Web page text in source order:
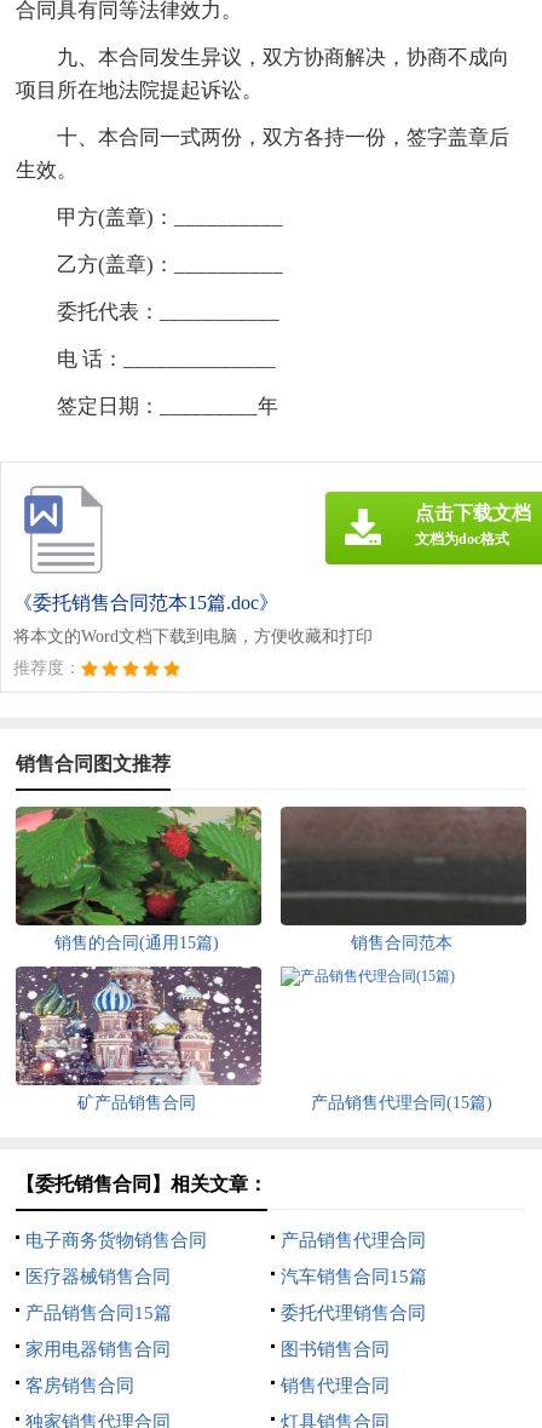
合同具有同等法律效力。
九、本合同发生异议，双方协商解决，协商不成向
项目所在地法院提起诉讼。
十、本合同一式两份，双方各持一份，签字盖章后
生效。
甲方(盖章)：__________
乙方(盖章)：__________
委托代表：___________
电 话：______________
签定日期：_________年
《委托销售合同范本15篇.doc》
将本文的Word文档下载到电脑，方便收藏和打印
推荐度：
点击下载文档
文档为doc格式
销售合同图文推荐
销售的合同(通用15篇) 销售合同范本
矿产品销售合同 产品销售代理合同(15篇)
【委托销售合同】相关文章：
电子商务货物销售合同
产品销售代理合同
医疗器械销售合同
汽车销售合同15篇
产品销售合同15篇
委托代理销售合同
家用电器销售合同
图书销售合同
客房销售合同
销售代理合同
独家销售代理合同
灯具销售合同